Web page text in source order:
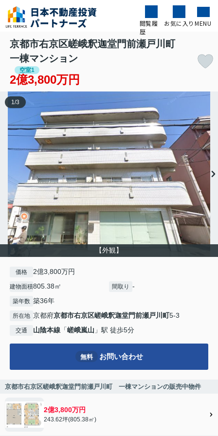
閲覧履
歴
お気に入り MENU
京都市右京区嵯峨釈迦堂門前瀬戸川町
一棟マンション
空室1
2億3,800万円
【外観】
1 /3
価格 2億3,800万円
建物面積805.38㎡ 間取り -
築年数 築36年
所在地 京都府京都市右京区嵯峨釈迦堂門前瀬戸川町5-3
交通 山陰本線 「嵯峨嵐山 」駅 徒歩5分
無料 お問い合わせ
京都市右京区嵯峨釈迦堂門前瀬戸川町 一棟マンションの販売中物件
2億3,800万円
243.62坪(805.38㎡)